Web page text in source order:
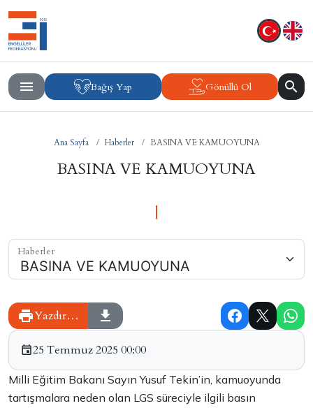
Bağış Yap Gönüllü Ol
Ana Sayfa Haberler BASINA VE KAMUOYUNA
BASINA VE KAMUOYUNA
Haberler
Yazdır…
25 Temmuz 2025 00:00
Milli Eğitim Bakanı Sayın Yusuf Tekin’in, kamuoyunda
tartışmalara neden olan LGS süreciyle ilgili basın